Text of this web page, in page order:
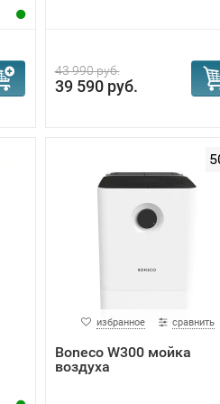
43 990 руб.
39 590 руб.
избранное сравнить
Boneco W300 мойка
воздуха